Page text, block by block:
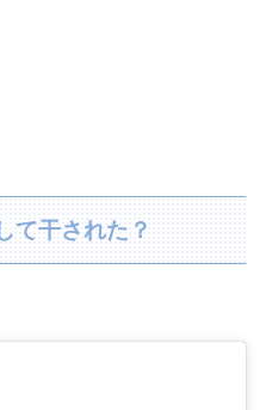
て干された？